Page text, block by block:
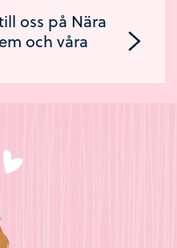
oss på Nära
och våra